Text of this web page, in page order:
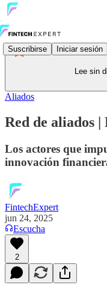
Suscribirse Iniciar sesión
Lee sin
Aliados
Red de aliados
Los actores que
innovación
FintechExpert
jun 24, 2025
Escucha
2